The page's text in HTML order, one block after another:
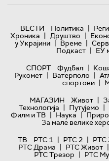
ВЕСТИ Политика |
Хроника | Друштво |
у Украјини | Време |
Подкаст | ЕУ
СПОРТ
Фудбал |
Рукомет | Ватерполо |
спортови |
МАГАЗИН
Живот |
Технологијa | Путујемо |
Филм и ТВ | Наука |
За мале велике
ТВ
РТС 1 | РТС 2 | РТС
РТС Драма | РТС Живот |
РТС Трезор | РТС